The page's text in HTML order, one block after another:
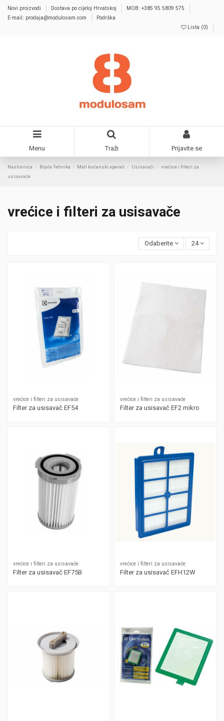
Novi proizvodi Dostava po cijeloj Hrvatskoj
MOB: +385 95 5809 575
E-mail: prodaja@modulosam.com
Podrška
Lista (0)
Menu Traži Prijavite se
Naslovnica Bijela Tehnika Mali kućanski aparati Usisavači
vrećice i filteri za
usisavače
vrećice i filteri za usisavače
Odaberite 24
vrećice i filteri za usisavače
Filter za usisavač EF54
vrećice i filteri za usisavače
Filter za usisavač EF2 mikro
vrećice i filteri za usisavače
Filter za usisavač EF75B
vrećice i filteri za usisavače
Filter za usisavač EFH12W